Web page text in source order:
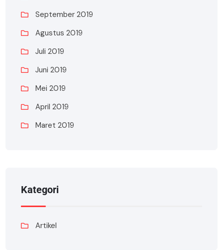
September 2019
Agustus 2019
Juli 2019
Juni 2019
Mei 2019
April 2019
Maret 2019
Kategori
Artikel